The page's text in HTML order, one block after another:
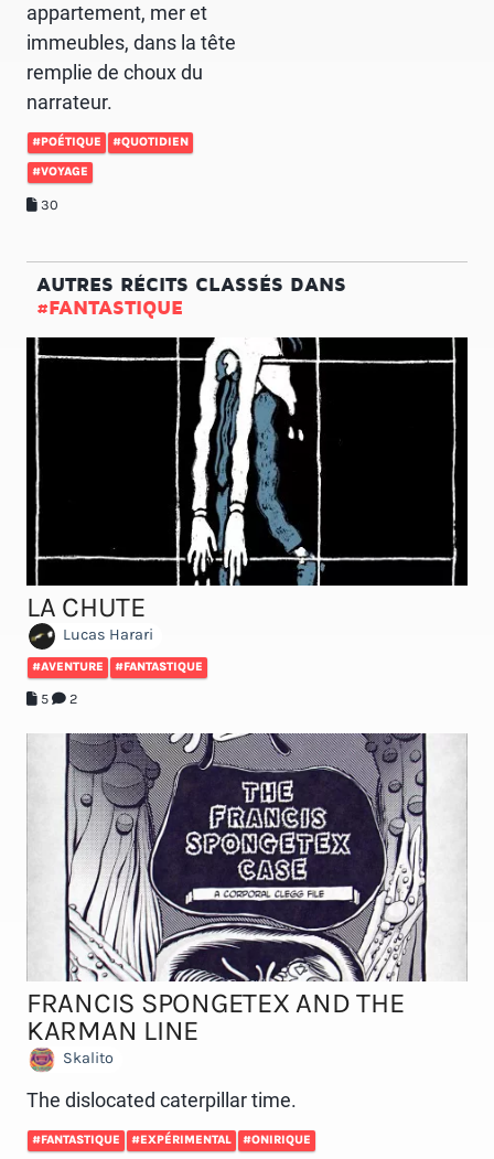
appartement, mer et
immeubles, dans la tête
remplie de choux du
narrateur.
#POÉTIQUE #QUOTIDIEN
#VOYAGE
30
AUTRES RÉCITS CLASSÉS DANS
#FANTASTIQUE
LA CHUTE
Lucas Harari
#AVENTURE #FANTASTIQUE
5 2
FRANCIS SPONGETEX AND THE
KARMAN LINE
Skalito
The dislocated caterpillar time.
#FANTASTIQUE #EXPÉRIMENTAL #ONIRIQUE